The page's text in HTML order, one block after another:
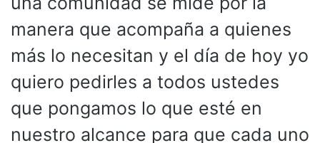
manera que acompaña a quienes
más lo necesitan y el día de hoy yo
quiero pedirles a todos ustedes
que pongamos lo que esté en
nuestro alcance para que cada uno